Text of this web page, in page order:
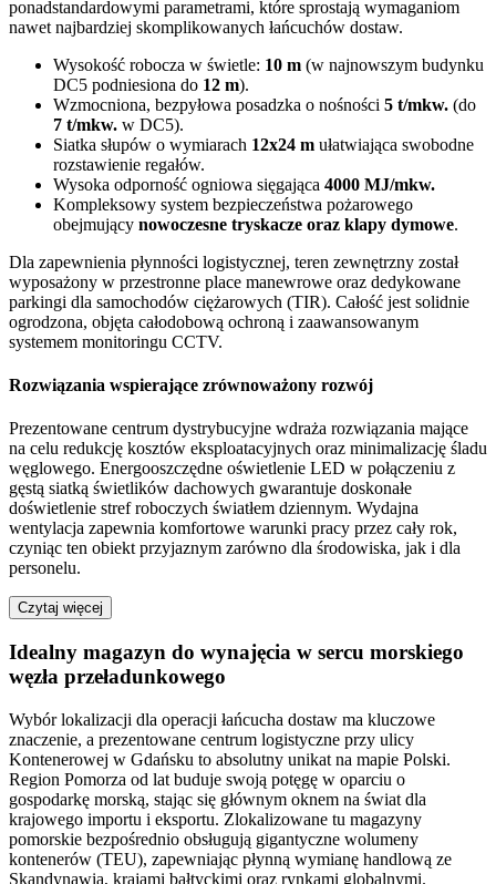
ponadstandardowymi parametrami, które sprostają wymaganiom
nawet najbardziej skomplikowanych łańcuchów dostaw.
Wysokość robocza w świetle: 10 m (w najnowszym budynku
DC5 podniesiona do 12 m).
Wzmocniona, bezpyłowa posadzka o nośności 5 t/mkw. (do
7 t/mkw. w DC5).
Siatka słupów o wymiarach 12x24 m ułatwiająca swobodne
rozstawienie regałów.
Wysoka odporność ogniowa sięgająca 4000 MJ/mkw.
Kompleksowy system bezpieczeństwa pożarowego
obejmujący nowoczesne tryskacze oraz klapy dymowe.
Dla zapewnienia płynności logistycznej, teren zewnętrzny został
wyposażony w przestronne place manewrowe oraz dedykowane
parkingi dla samochodów ciężarowych (TIR). Całość jest solidnie
ogrodzona, objęta całodobową ochroną i zaawansowanym
systemem monitoringu CCTV.
Rozwiązania wspierające zrównoważony rozwój
Prezentowane centrum dystrybucyjne wdraża rozwiązania mające
na celu redukcję kosztów eksploatacyjnych oraz minimalizację śladu
węglowego. Energooszczędne oświetlenie LED w połączeniu z
gęstą siatką świetlików dachowych gwarantuje doskonałe
doświetlenie stref roboczych światłem dziennym. Wydajna
wentylacja zapewnia komfortowe warunki pracy przez cały rok,
czyniąc ten obiekt przyjaznym zarówno dla środowiska, jak i dla
personelu.
Czytaj więcej
Idealny magazyn do wynajęcia w sercu morskiego
węzła przeładunkowego
Wybór lokalizacji dla operacji łańcucha dostaw ma kluczowe
znaczenie, a prezentowane centrum logistyczne przy ulicy
Kontenerowej w Gdańsku to absolutny unikat na mapie Polski.
Region Pomorza od lat buduje swoją potęgę w oparciu o
gospodarkę morską, stając się głównym oknem na świat dla
krajowego importu i eksportu. Zlokalizowane tu magazyny
pomorskie bezpośrednio obsługują gigantyczne wolumeny
kontenerów (TEU), zapewniając płynną wymianę handlową ze
Skandynawią, krajami bałtyckimi oraz rynkami globalnymi.